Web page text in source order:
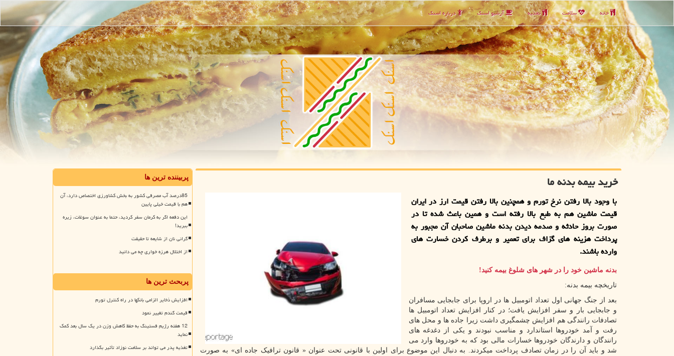
خانه سلامت تغذیه آرشیو اسنك درباره اسنك
خرید بیمه بدنه ما
با وجود بالا رفتن نرخ تورم و همچنین بالا رفتن قیمت ارز در ایران
قیمت ماشین هم به طبع بالا رفته است و همین باعث شده تا در
صورت بروز حادثه و صدمه دیدن بدنه ماشین صاحبان آن مجبور به
پرداخت هزینه های گزاف برای تعمیر و برطرف کردن خسارت های
وارده باشند.
بدنه ماشین خود را در شهر های شلوغ بیمه کنید!
تاریخچه بیمه بدنه:
بعد از جنگ جهانی اول تعداد اتومبیل ها در اروپا برای جابجایی مسافران
و جابجایی بار و سفر افزایش یافت؛ در کنار افزایش تعداد اتومبیل ها
تصادفات رانندگی هم افزایش چشمگیری داشت زیرا جاده ها و محل های
رفت و آمد خودروها استاندارد و مناسب نبودند و یکی از دغدغه های
رانندگان و دارندگان خودروها خسارات مالی بود که به خودروها وارد می
شد و باید آن را در زمان تصادف پرداخت میکردند. به دنبال این موضوع برای اولین با قانونی تحت عنوان « قانون ترافیک جاده ای» به صورت
پربیننده ترین ها
85درصد آب مصرفی کشور به بخش کشاورزی اختصاص دارد، آن
هم با قیمت خیلی پایین
این دفعه اگر به کرمان سفر کردید، حتما به عنوان سوغات، زیره
ببرید!
گرانی نان از شایعه تا حقیقت
از اختلال هرزه خواری چه می دانید
پربحث ترین ها
افزایش ذخایر الزامی بانکها در راه کنترل تورم
قیمت گندم تغییر نمود
12 هفته رژیم فستینگ به حفظ کاهش وزن در یک سال بعد کمک
نماید
تغذیه پدر می تواند بر سلامت نوزاد تأثیر بگذارد